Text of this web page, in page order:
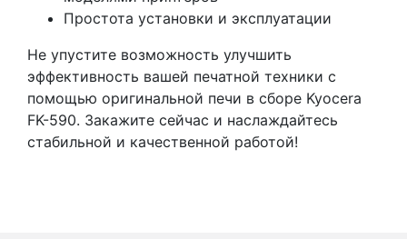
Простота установки и эксплуатации
Не упустите возможность улучшить
эффективность вашей печатной техники с
помощью оригинальной печи в сборе Kyocera
FK-590. Закажите сейчас и наслаждайтесь
стабильной и качественной работой!